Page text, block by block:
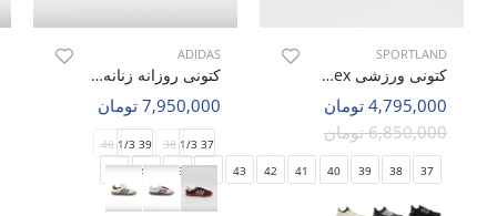
SPORTLAND
کتونی ورزشی Unisex اسپورتلند AeroRun U
4,795,000 تومان
6,850,000 تومان
37
38
39
40
41
42
43
44
45
46
47
ADIDAS
کتونی روزانه زنانه آدیداس Adidas Samba OG W
7,950,000 تومان
37 1/3
38
39 1/3
40